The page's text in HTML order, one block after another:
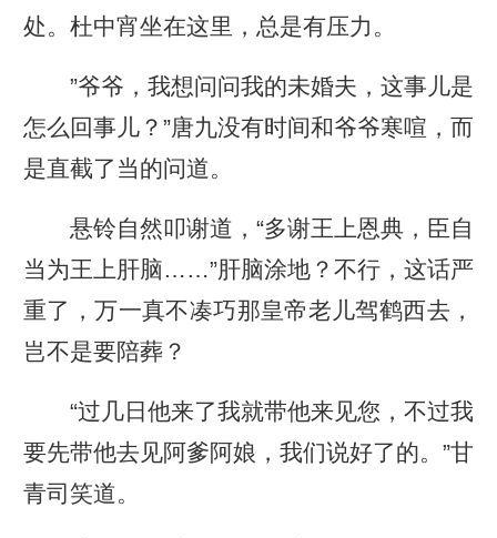
处。杜中宵坐在这里，总是有压力。
”爷爷，我想问问我的未婚夫，这事儿是
怎么回事儿？”唐九没有时间和爷爷寒喧，而
是直截了当的问道。
悬铃自然叩谢道，“多谢王上恩典，臣自
当为王上肝脑……”肝脑涂地？不行，这话严
重了，万一真不凑巧那皇帝老儿驾鹤西去，
岂不是要陪葬？
“过几日他来了我就带他来见您，不过我
要先带他去见阿爹阿娘，我们说好了的。”甘
青司笑道。